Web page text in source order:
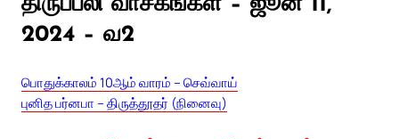
2024 – வ2
பொதுக்காலம் 10ஆம் வாரம் – செவ்வாய்
புனித பர்னபா – திருத்தூதர் (நினைவு)